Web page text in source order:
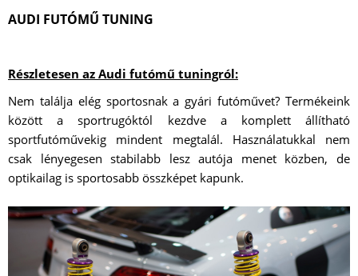
AUDI FUTÓMŰ TUNING
Részletesen az Audi futómű tuningról:
Nem találja elég sportosnak a gyári futóművet? Termékeink
között a sportrugóktól kezdve a komplett állítható
sportfutóművekig mindent megtalál. Használatukkal nem
csak lényegesen stabilabb lesz autója menet közben, de
optikailag is sportosabb összképet kapunk.